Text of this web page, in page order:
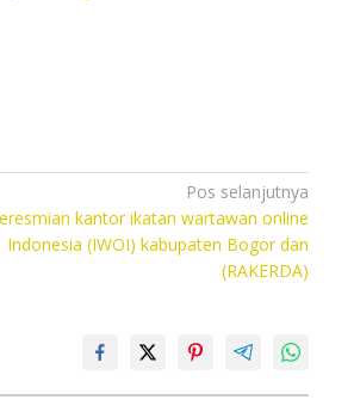
Pos selanjutnya
kantor ikatan wartawan online
Indonesia (IWOI) kabupaten Bogor dan
(RAKERDA)